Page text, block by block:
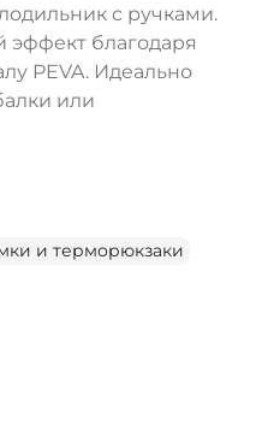
с ручками.
благодаря
PEVA. Идеально
или
и терморюкзаки